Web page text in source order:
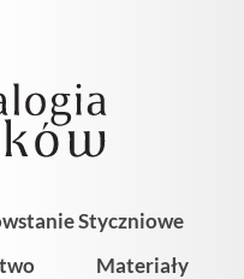
Styczniowe
Materiały